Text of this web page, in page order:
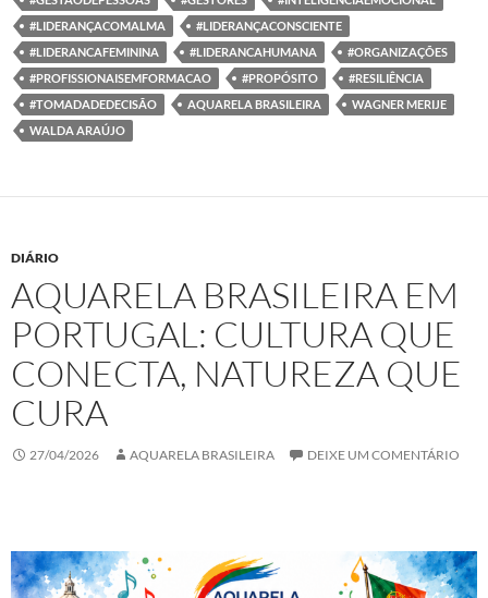
#LIDERANÇACOMALMA
#LIDERANÇACONSCIENTE
#LIDERANCAFEMININA
#LIDERANCAHUMANA
#ORGANIZAÇÕES
#PROFISSIONAISEMFORMACAO
#PROPÓSITO
#RESILIÊNCIA
#TOMADADEDECISÃO
AQUARELA BRASILEIRA
WAGNER MERIJE
WALDA ARAÚJO
DIÁRIO
AQUARELA BRASILEIRA EM
PORTUGAL: CULTURA QUE
CONECTA, NATUREZA QUE
CURA
27/04/2026 AQUARELA BRASILEIRA DEIXE UM COMENTÁRIO